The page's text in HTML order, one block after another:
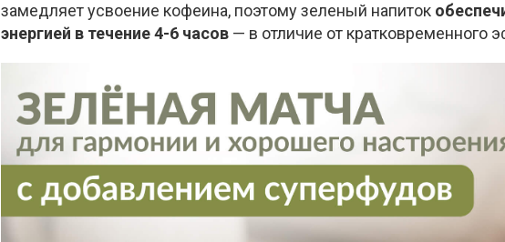
замедляет усвоение кофеина, поэтому зеленый напиток
энергией в течение 4-6 часов — в отличие от кратковременного